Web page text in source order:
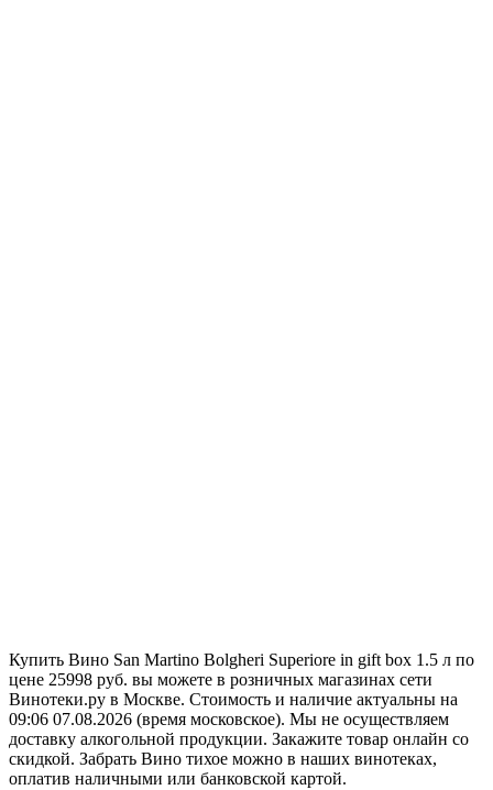
Купить Вино San Martino Bolgheri Superiore in gift box 1.5 л по
цене 25998 руб. вы можете в розничных магазинах сети
Винотеки.ру в Москве. Стоимость и наличие актуальны на
09:06 07.08.2026 (время московское). Мы не осуществляем
доставку алкогольной продукции. Закажите товар онлайн со
скидкой. Забрать Вино тихое можно в наших винотеках,
оплатив наличными или банковской картой.